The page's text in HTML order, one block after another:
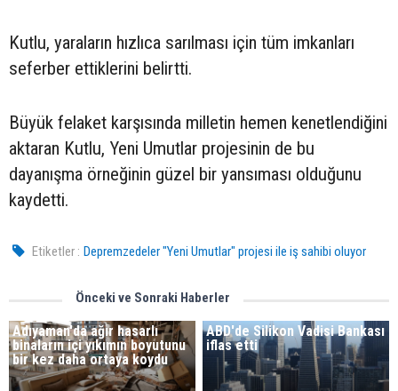
Kutlu, yaraların hızlıca sarılması için tüm imkanları
seferber ettiklerini belirtti.
Büyük felaket karşısında milletin hemen kenetlendiğini
aktaran Kutlu, Yeni Umutlar projesinin de bu
dayanışma örneğinin güzel bir yansıması olduğunu
kaydetti.
Etiketler : Depremzedeler "Yeni Umutlar" projesi ile iş sahibi oluyor
Önceki ve Sonraki Haberler
Adıyaman'da ağır hasarlı
binaların içi yıkımın boyutunu
bir kez daha ortaya koydu
ABD'de Silikon Vadisi Bankası
iflas etti